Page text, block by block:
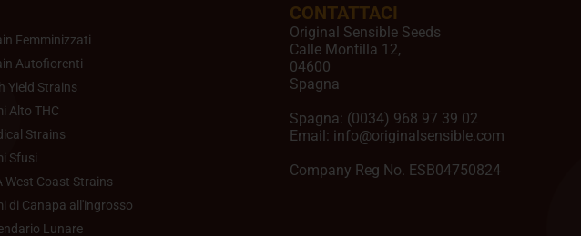
Femminizzati
Autofiorenti
Yield Strains
Alto THC
Strains
Sfusi
West Coast Strains
di Canapa all'ingrosso
Lunare
CONTATTACI
Original Sensible Seeds
Calle Montilla 12,
04600
Spagna
Spagna: (0034) 968 97 39 02
Email: info@originalsensible.com
Company Reg No. ESB04750824